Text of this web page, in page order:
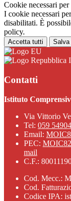
Cookie necessari
I cookie necessari
disabilitati. È
policy.
Accetta tutti Salva
Contatti
Istituto
Via Vittorio
Tel: 059
Email:
PEC:
mail
C.F.:
Cod. Mecc.:
Cod.
Codice IPA: